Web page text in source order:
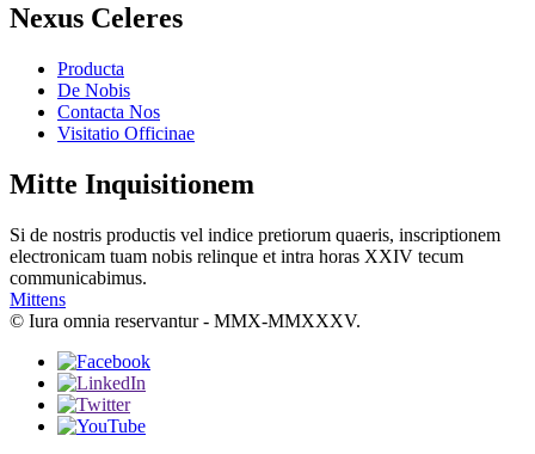
Nexus Celeres
Producta
De Nobis
Contacta Nos
Visitatio Officinae
Mitte Inquisitionem
Si de nostris productis vel indice pretiorum quaeris, inscriptionem
electronicam tuam nobis relinque et intra horas XXIV tecum
communicabimus.
Mittens
© Iura omnia reservantur - MMX-MMXXXV.